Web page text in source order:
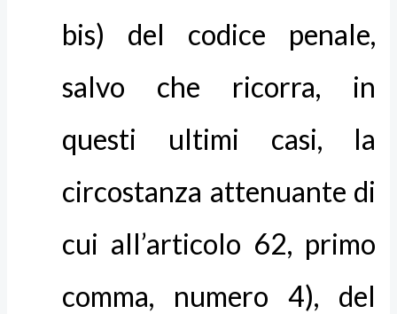
bis) del codice penale,
salvo che ricorra, in
questi ultimi casi, la
circostanza attenuante di
cui all’articolo 62, primo
comma, numero 4), del